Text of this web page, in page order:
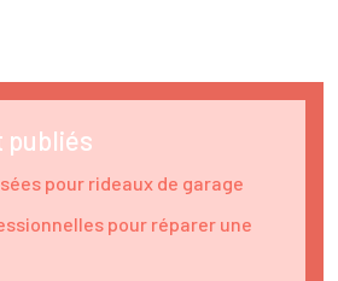
publiés
pour rideaux de garage
pour réparer une